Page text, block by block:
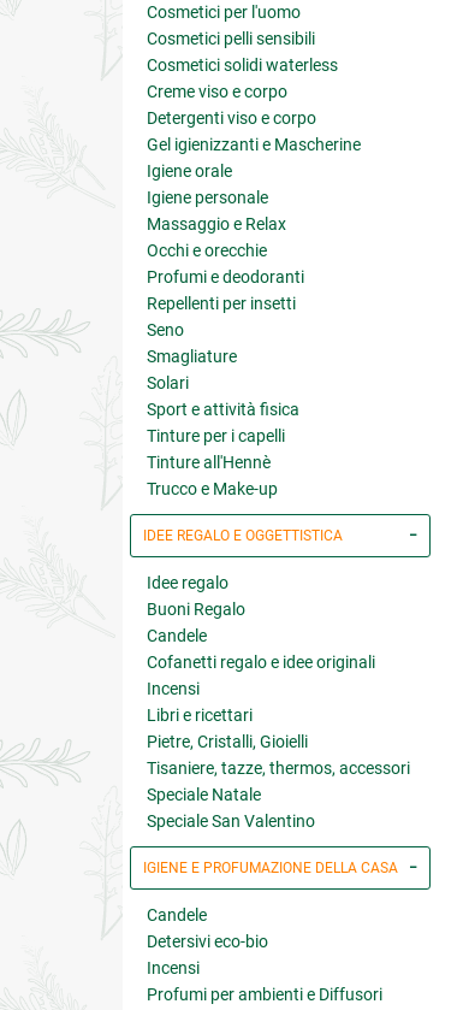
Cosmetici per l'uomo
Cosmetici pelli sensibili
Cosmetici solidi waterless
Creme viso e corpo
Detergenti viso e corpo
Gel igienizzanti e Mascherine
Igiene orale
Igiene personale
Massaggio e Relax
Occhi e orecchie
Profumi e deodoranti
Repellenti per insetti
Seno
Smagliature
Solari
Sport e attività fisica
Tinture per i capelli
Tinture all'Hennè
Trucco e Make-up
IDEE REGALO E OGGETTISTICA
Idee regalo
Buoni Regalo
Candele
Cofanetti regalo e idee originali
Incensi
Libri e ricettari
Pietre, Cristalli, Gioielli
Tisaniere, tazze, thermos, accessori
Speciale Natale
Speciale San Valentino
IGIENE E PROFUMAZIONE DELLA CASA
Candele
Detersivi eco-bio
Incensi
Profumi per ambienti e Diffusori